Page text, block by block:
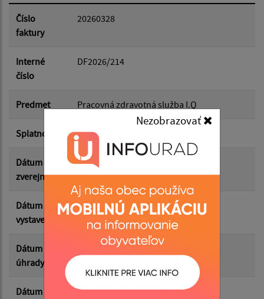
Nezobrazovať
Dátum od:
Dátum do:
Suma od:
Suma do:
Filtrovať Reset
Číslo
faktury
20260328
Interné
číslo
DF2026/214
Predmet Pracovná zdravotná služba I.Q
Splatnosť 30.04.2026
Dátum
zverejnenia
26.05.2026
Dátum
vystavenia
31.03.2026
Dátum
úhrady
19.05.2026
Dátum 16.05.2026